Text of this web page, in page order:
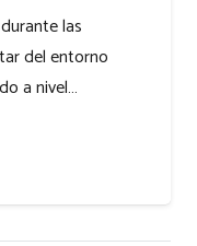
las
del entorno
a nivel…